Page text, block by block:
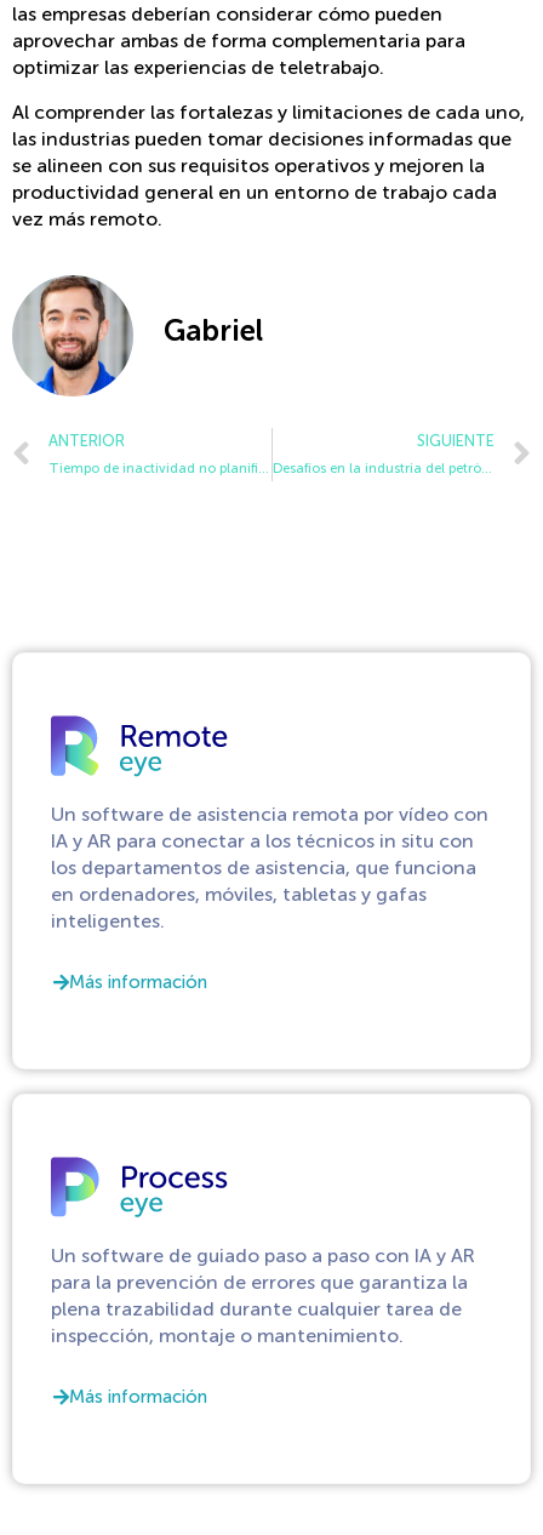
las empresas deberían considerar cómo pueden
aprovechar ambas de forma complementaria para
optimizar las experiencias de teletrabajo.
Al comprender las fortalezas y limitaciones de cada uno,
las industrias pueden tomar decisiones informadas que
se alineen con sus requisitos operativos y mejoren la
productividad general en un entorno de trabajo cada
vez más remoto.
Gabriel
ANTERIOR SIGUIENTE
Desafíos en la industria del petróleo y el gas. Cómo la asistencia remota y las gafas inteligentes los resuelven
Un software de asistencia remota por vídeo con
IA y AR para conectar a los técnicos in situ con
los departamentos de asistencia, que funciona
en ordenadores, móviles, tabletas y gafas
inteligentes.
Más información
Un software de guiado paso a paso con IA y AR
para la prevención de errores que garantiza la
plena trazabilidad durante cualquier tarea de
inspección, montaje o mantenimiento.
Más información